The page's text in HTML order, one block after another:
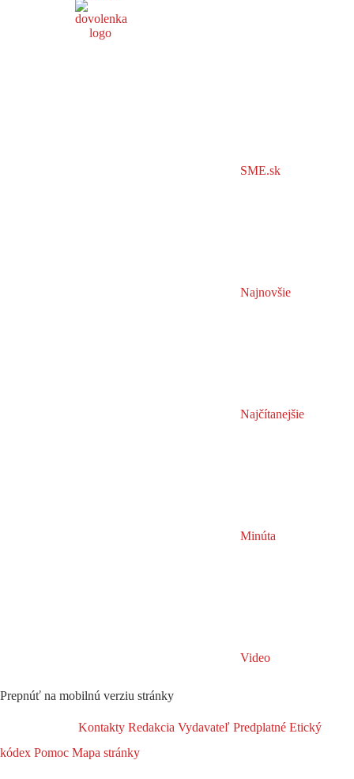
SME.sk
Najnovšie
Najčítanejšie
Minúta
Video
Prepnúť na mobilnú verziu stránky
Kontakty Redakcia Vydavateľ Predplatné Etický
kódex Pomoc Mapa stránky